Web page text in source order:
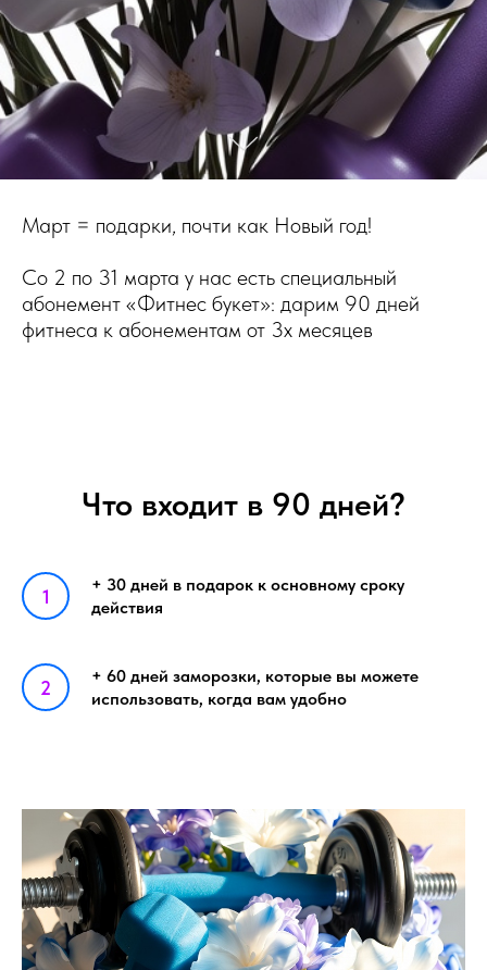
Март = подарки, почти как Новый год!
Со 2 по 31 марта у нас есть специальный
абонемент «Фитнес букет»: дарим 90 дней
фитнеса к абонементам от 3х месяцев
Что входит в 90 дней?
+ 30 дней в подарок к основному сроку
действия
+ 60 дней заморозки, которые вы можете
использовать, когда вам удобно